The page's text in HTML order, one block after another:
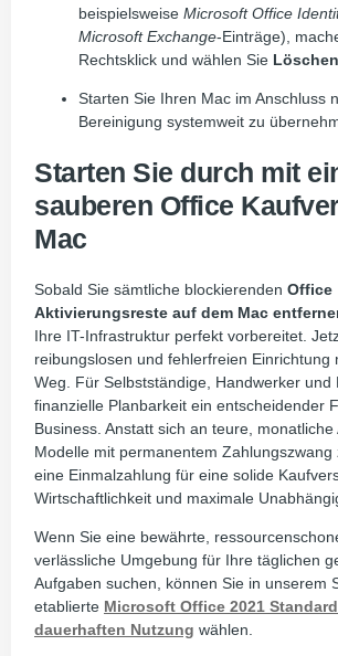
beispielsweise Microsoft Office
Microsoft Exchange-Einträge),
Rechtsklick und wählen Sie Löschen
Starten Sie Ihren Mac im Anschluss
Bereinigung systemweit zu
Starten Sie durch mit
sauberen Office
Mac
Sobald Sie sämtliche blockierenden Office
Aktivierungsreste auf dem Mac
Ihre IT-Infrastruktur perfekt vorbereitet.
reibungslosen und fehlerfreien Einrichtung
Weg. Für Selbstständige, Handwerker und
finanzielle Planbarkeit ein entscheidender
Business. Anstatt sich an teure, monatliche
Modelle mit permanentem
eine Einmalzahlung für eine solide
Wirtschaftlichkeit und maximale
Wenn Sie eine bewährte,
verlässliche Umgebung für Ihre täglichen
Aufgaben suchen, können Sie in unserem
etablierte Microsoft Office 2021
dauerhaften Nutzung wählen.